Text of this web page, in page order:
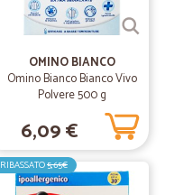
OMINO BIANCO
Omino Bianco Bianco Vivo
Polvere 500 g
6,09 €
RIBASSATO5,65€